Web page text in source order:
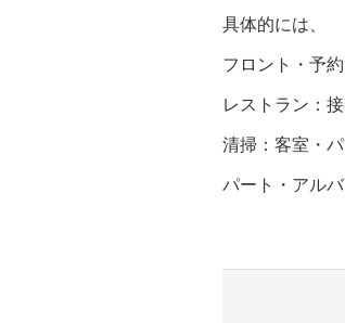
具体的には、
フロント・予
レストラン：
清掃：客室・
パート・アル